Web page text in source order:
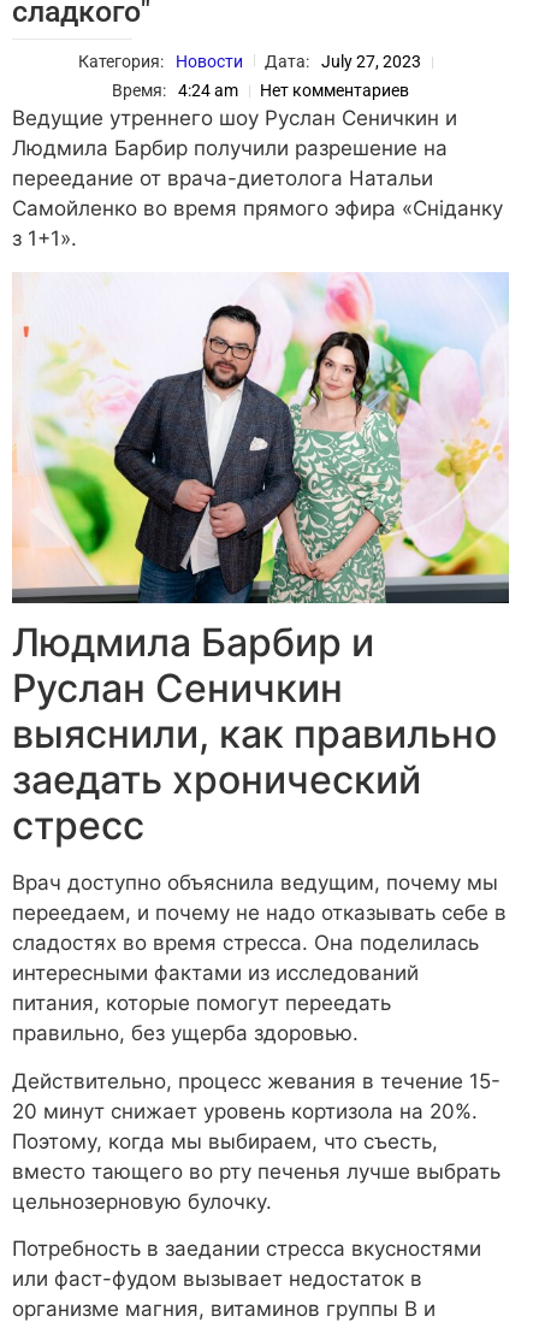
сладкого"
Категория: Новости Дата:
July 27, 2023
Время:
4:24 am Нет комментариев
Ведущие утреннего шоу Руслан Сеничкин и
Людмила Барбир получили разрешение на
переедание от врача-диетолога Натальи
Самойленко во время прямого эфира «Сніданку
з 1+1».
Людмила Барбир и
Руслан Сеничкин
выяснили, как правильно
заедать хронический
стресс
Врач доступно объяснила ведущим, почему мы
переедаем, и почему не надо отказывать себе в
сладостях во время стресса. Она поделилась
интересными фактами из исследований
питания, которые помогут переедать
правильно, без ущерба здоровью.
Действительно, процесс жевания в течение 15-
20 минут снижает уровень кортизола на 20%.
Поэтому, когда мы выбираем, что съесть,
вместо тающего во рту печенья лучше выбрать
цельнозерновую булочку.
Потребность в заедании стресса вкусностями
или фаст-фудом вызывает недостаток в
организме магния, витаминов группы B и